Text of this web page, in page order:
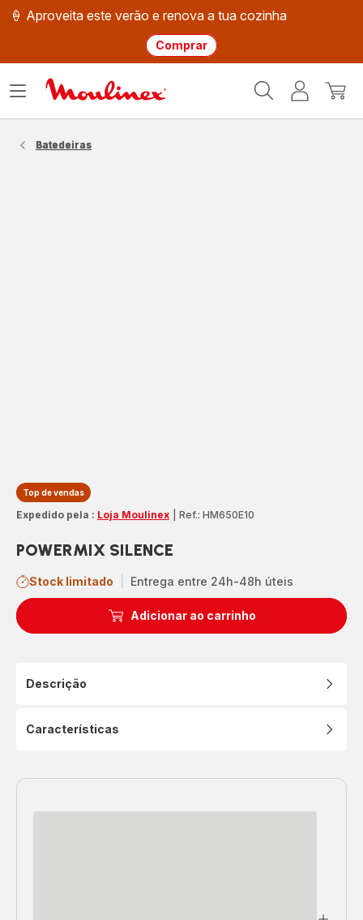
🍦 Aproveita este verão e renova a tua cozinha
Comprar
Moulinex
O
Abrir
Batedeiras
Top de vendas
Expedido pela : Loja Moulinex Ref.: HM650E10
POWERMIX SILENCE
Stock limitado Entrega entre 24h-48h úteis
Adicionar ao carrinho
Descrição
Características